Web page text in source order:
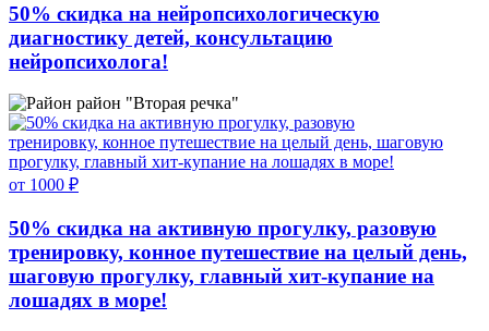
50% скидка на нейропсихологическую
диагностику детей, консультацию
нейропсихолога!
район "Вторая речка"
от 1000 ₽
50% скидка на активную прогулку, разовую
тренировку, конное путешествие на целый день,
шаговую прогулку, главный хит-купание на
лошадях в море!